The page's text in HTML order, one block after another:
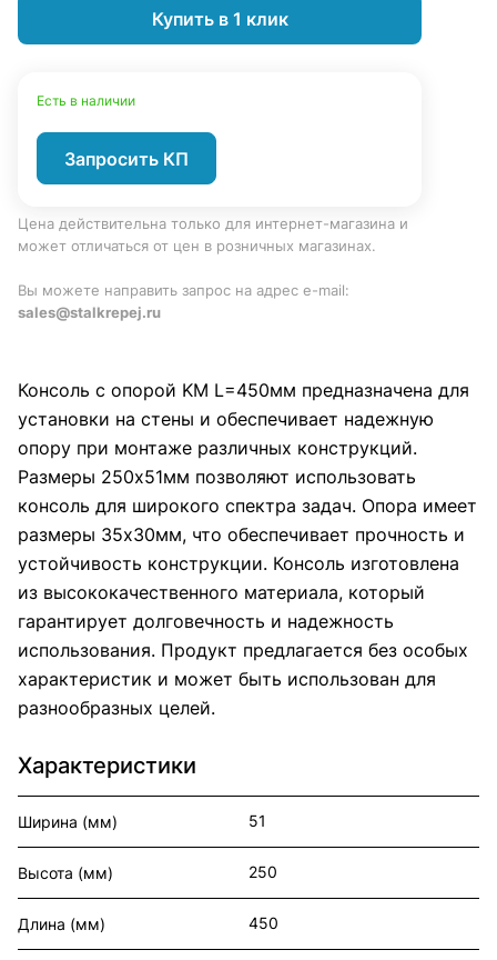
Купить в 1 клик
Есть в наличии
Запросить КП
Цена действительна только для интернет-магазина и
может отличаться от цен в розничных магазинах.
Вы можете направить запрос на адрес e-mail:
sales@stalkrepej.ru
Консоль с опорой KM L=450мм предназначена для
установки на стены и обеспечивает надежную
опору при монтаже различных конструкций.
Размеры 250x51мм позволяют использовать
консоль для широкого спектра задач. Опора имеет
размеры 35x30мм, что обеспечивает прочность и
устойчивость конструкции. Консоль изготовлена
из высококачественного материала, который
гарантирует долговечность и надежность
использования. Продукт предлагается без особых
характеристик и может быть использован для
разнообразных целей.
Характеристики
Ширина (мм) 51
Высота (мм) 250
Длина (мм) 450